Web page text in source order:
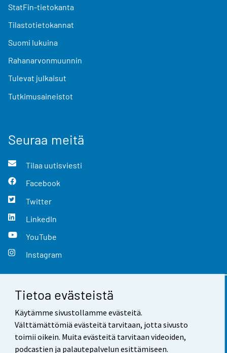
Tietoa evästeistä
Käytämme sivustollamme evästeitä.
Välttämättömiä evästeitä tarvitaan, jotta sivusto
toimii oikein. Muita evästeitä tarvitaan videoiden,
podcastien ja palautepalvelun esittämiseen.
StatFin-tietokanta
Tilastotietokannat
Suomi lukuina
Rahanarvonmuunnin
Tulevat julkaisut
Tutkimusaineistot
Seuraa meitä
Tilaa uutisviesti
Facebook
Twitter
LinkedIn
YouTube
Instagram
Yhteystiedot
Palaute
Käyttöehdot